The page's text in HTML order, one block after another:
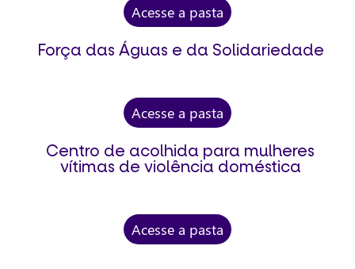
Acesse a pasta
Força das Águas e da Solidariedade
Acesse a pasta
Centro de acolhida para mulheres
vítimas de violência doméstica
Acesse a pasta